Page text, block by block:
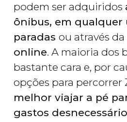
podem ser adquiridos
ônibus, em qualquer
paradas ou através da
online. A maioria dos
bastante cara e, por
opções para percorrer
melhor viajar a pé
gastos